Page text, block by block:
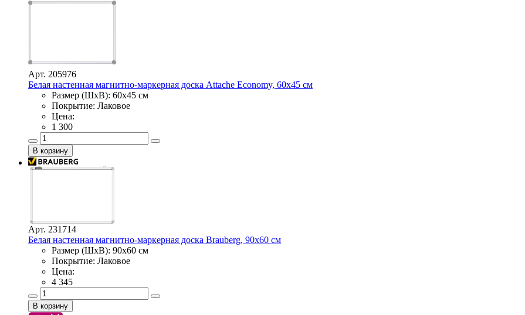
Арт. 205976
Белая настенная магнитно-маркерная доска Attache Economy, 60х45 см
Размер (ШхВ): 60х45 см
Покрытие: Лаковое
Цена:
1 300
Арт. 231714
Белая настенная магнитно-маркерная доска Brauberg, 90х60 см
Размер (ШхВ): 90х60 см
Покрытие: Лаковое
Цена:
4 345